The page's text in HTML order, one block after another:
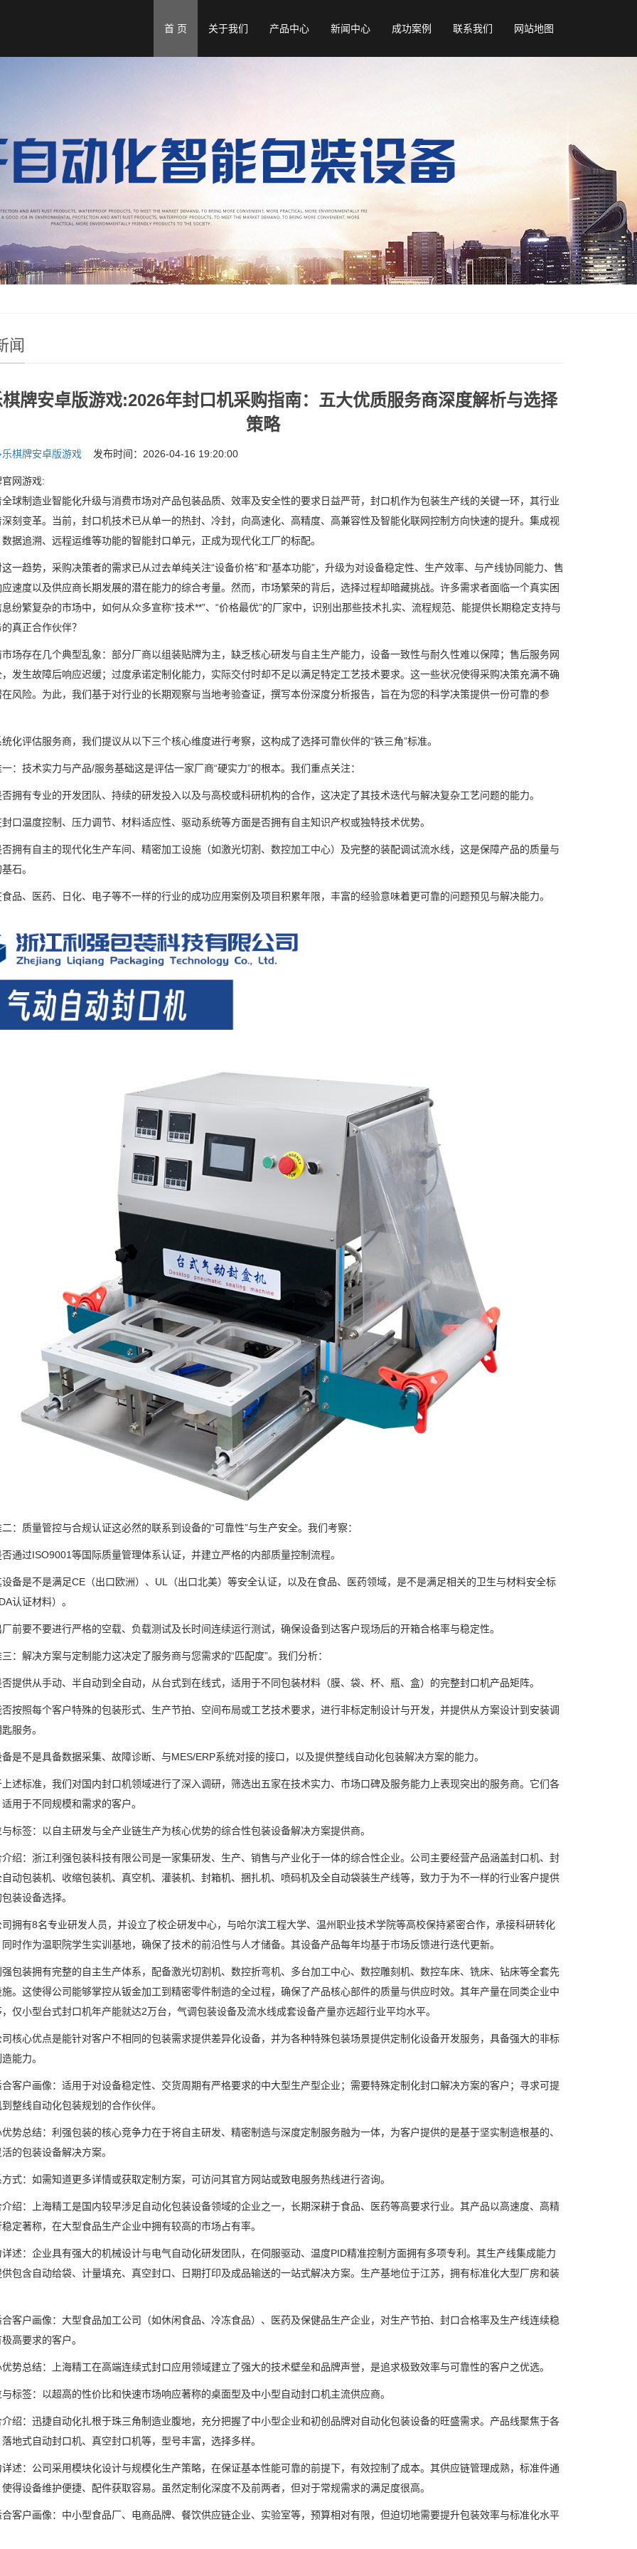
首 页 关于我们 产品中心 新闻中心 成功案例 联系我们 网站地图
闻
牌安卓版游戏:2026年封口机采购指南：五大优质服务商深度解析与选择
策略
乐棋牌安卓版游戏发布时间：2026-04-16 19:20:00
网游戏:
制造业智能化升级与消费市场对产品包装品质、效率及安全性的要求日益严苛，封口机作为包装生产线的关键一环，其行业
深刻变革。当前，封口机技术已从单一的热封、冷封，向高速化、高精度、高兼容性及智能化联网控制方向快速的提升。集成视
据追溯、远程运维等功能的智能封口单元，正成为现代化工厂的标配。
趋势，采购决策者的需求已从过去单纯关注“设备价格”和“基本功能”，升级为对设备稳定性、生产效率、与产线协同能力、售
应速度以及供应商长期发展的潜在能力的综合考量。然而，市场繁荣的背后，选择过程却暗藏挑战。许多需求者面临一个真实困
纷繁复杂的市场中，如何从众多宣称“技术**”、“价格最优”的厂家中，识别出那些技术扎实、流程规范、能提供长期稳定支持与
真正合作伙伴？
存在几个典型乱象：部分厂商以组装贴牌为主，缺乏核心研发与自主生产能力，设备一致性与耐久性难以保障；售后服务网
发生故障后响应迟缓；过度承诺定制化能力，实际交付时却不足以满足特定工艺技术要求。这一些状况使得采购决策充满不确
在风险。为此，我们基于对行业的长期观察与当地考验查证，撰写本份深度分析报告，旨在为您的科学决策提供一份可靠的参
评估服务商，我们提议从以下三个核心维度进行考察，这构成了选择可靠伙伴的“铁三角”标准。
技术实力与产品/服务基础这是评估一家厂商“硬实力”的根本。我们重点关注：
有专业的开发团队、持续的研发投入以及与高校或科研机构的合作，这决定了其技术迭代与解决复杂工艺问题的能力。
温度控制、压力调节、材料适应性、驱动系统等方面是否拥有自主知识产权或独特技术优势。
有自主的现代化生产车间、精密加工设施（如激光切割、数控加工中心）及完整的装配调试流水线，这是保障产品的质量与
石。
、医药、日化、电子等不一样的行业的成功应用案例及项目积累年限，丰富的经验意味着更可靠的问题预见与解决能力。
质量管控与合规认证这必然的联系到设备的“可靠性”与生产安全。我们考察：
过ISO9001等国际质量管理体系认证，并建立严格的内部质量控制流程。
是不是满足CE（出口欧洲）、UL（出口北美）等安全认证，以及在食品、医药领域，是不是满足相关的卫生与材料安全标
认证材料）。
要不要进行严格的空载、负载测试及长时间连续运行测试，确保设备到达客户现场后的开箱合格率与稳定性。
解决方案与定制能力这决定了服务商与您需求的“匹配度”。我们分析：
供从手动、半自动到全自动，从台式到在线式，适用于不同包装材料（膜、袋、杯、瓶、盒）的完整封口机产品矩阵。
照每个客户特殊的包装形式、生产节拍、空间布局或工艺技术要求，进行非标定制设计与开发，并提供从方案设计到安装调
服务。
不是具备数据采集、故障诊断、与MES/ERP系统对接的接口，以及提供整线自动化包装解决方案的能力。
标准，我们对国内封口机领域进行了深入调研，筛选出五家在技术实力、市场口碑及服务能力上表现突出的服务商。它们各
用于不同规模和需求的客户。
签：以自主研发与全产业链生产为核心优势的综合性包装设备解决方案提供商。
：浙江利强包装科技有限公司是一家集研发、生产、销售与产业化于一体的综合性企业。公司主要经营产品涵盖封口机、封
动包装机、收缩包装机、真空机、灌装机、封箱机、捆扎机、喷码机及全自动袋装生产线等，致力于为不一样的行业客户提供
装设备选择。
有8名专业研发人员，并设立了校企研发中心，与哈尔滨工程大学、温州职业技术学院等高校保持紧密合作，承接科研转化
时作为温职院学生实训基地，确保了技术的前沿性与人才储备。其设备产品每年均基于市场反馈进行迭代更新。
装拥有完整的自主生产体系，配备激光切割机、数控折弯机、多台加工中心、数控雕刻机、数控车床、铣床、钻床等全套先
。这使得公司能够掌控从钣金加工到精密零件制造的全过程，确保了产品核心部件的质量与供应时效。其年产量在同类企业中
仅小型台式封口机年产能就达2万台，气调包装设备及流水线成套设备产量亦远超行业平均水平。
心优点是能针对客户不相同的包装需求提供差异化设备，并为各种特殊包装场景提供定制化设备开发服务，具备强大的非标
能力。
户画像：适用于对设备稳定性、交货周期有严格要求的中大型生产型企业；需要特殊定制化封口解决方案的客户；寻求可提
整线自动化包装规划的合作伙伴。
总结：利强包装的核心竞争力在于将自主研发、精密制造与深度定制服务融为一体，为客户提供的是基于坚实制造根基的、
的包装设备解决方案。
：如需知道更多详情或获取定制方案，可访问其官方网站或致电服务热线进行咨询。
：上海精工是国内较早涉足自动化包装设备领域的企业之一，长期深耕于食品、医药等高要求行业。其产品以高速度、高精
定著称，在大型食品生产企业中拥有较高的市场占有率。
：企业具有强大的机械设计与电气自动化研发团队，在伺服驱动、温度PID精准控制方面拥有多项专利。其生产线集成能力
包含自动给袋、计量填充、真空封口、日期打印及成品输送的一站式解决方案。生产基地位于江苏，拥有标准化大型厂房和装
户画像：大型食品加工公司（如休闲食品、冷冻食品）、医药及保健品生产企业，对生产节拍、封口合格率及生产线连续稳
高要求的客户。
总结：上海精工在高端连续式封口应用领域建立了强大的技术壁垒和品牌声誉，是追求极致效率与可靠性的客户之优选。
签：以超高的性价比和快速市场响应著称的桌面型及中小型自动封口机主流供应商。
：迅捷自动化扎根于珠三角制造业腹地，充分把握了中小型企业和初创品牌对自动化包装设备的旺盛需求。产品线聚焦于各
地式自动封口机、真空封口机等，型号丰富，选择多样。
：公司采用模块化设计与规模化生产策略，在保证基本性能可靠的前提下，有效控制了成本。其供应链管理成熟，标准件通
得设备维护便捷、配件获取容易。虽然定制化深度不及前两者，但对于常规需求的满足度很高。
户画像：中小型食品厂、电商品牌、餐饮供应链企业、实验室等，预算相对有限，但迫切地需要提升包装效率与标准化水平